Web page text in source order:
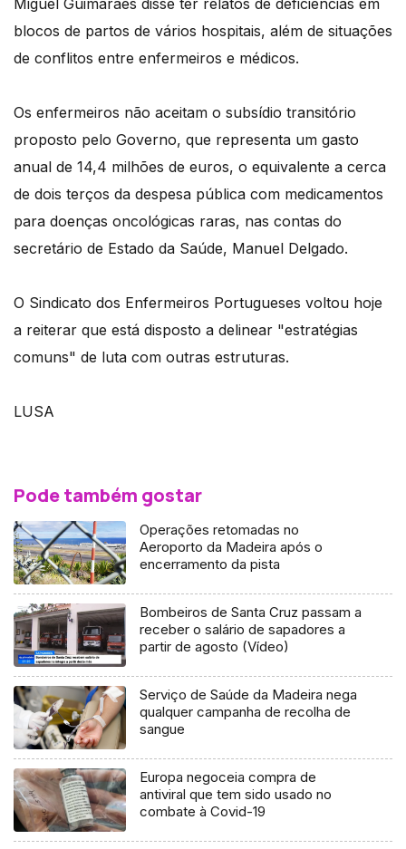
Miguel Guimarães disse ter relatos de deficiências em
blocos de partos de vários hospitais, além de situações
de conflitos entre enfermeiros e médicos.
Os enfermeiros não aceitam o subsídio transitório
proposto pelo Governo, que representa um gasto
anual de 14,4 milhões de euros, o equivalente a cerca
de dois terços da despesa pública com medicamentos
para doenças oncológicas raras, nas contas do
secretário de Estado da Saúde, Manuel Delgado.
O Sindicato dos Enfermeiros Portugueses voltou hoje
a reiterar que está disposto a delinear "estratégias
comuns" de luta com outras estruturas.
LUSA
Pode também gostar
Operações retomadas no
Aeroporto da Madeira após o
encerramento da pista
Bombeiros de Santa Cruz passam a
receber o salário de sapadores a
partir de agosto (Vídeo)
Serviço de Saúde da Madeira nega
qualquer campanha de recolha de
sangue
Europa negoceia compra de
antiviral que tem sido usado no
combate à Covid-19